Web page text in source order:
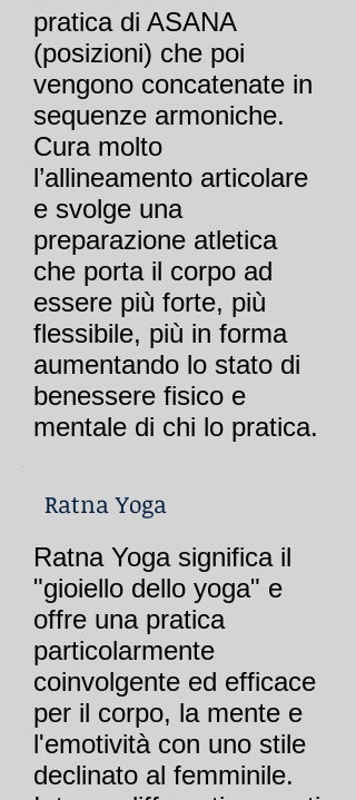
pratica di ASANA
(posizioni) che poi
vengono concatenate in
sequenze armoniche.
Cura molto
l’allineamento articolare
e svolge una
preparazione atletica
che porta il corpo ad
essere più forte, più
flessibile, più in forma
aumentando lo stato di
benessere fisico e
mentale di chi lo pratica.
Ratna Yoga
Ratna Yoga significa il
"gioiello dello yoga" e
offre una pratica
particolarmente
coinvolgente ed efficace
per il corpo, la mente e
l'emotività con uno stile
declinato al femminile.